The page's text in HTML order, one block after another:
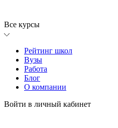
Все курсы
Рейтинг школ
Вузы
Работа
Блог
О компании
Войти в личный кабинет